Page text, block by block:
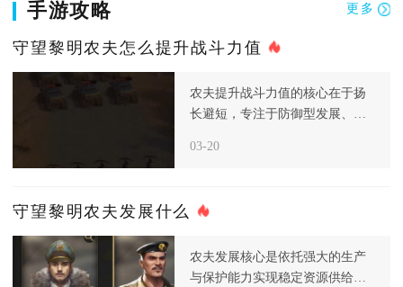
手游攻略 更多
守望黎明农夫怎么提升战斗力值
农夫提升战斗力值的核心在于扬
长避短，专注于防御型发展、资
从而构
03-20
守望黎明农夫发展什么
农夫发展核心是依托强大的生产
与保护能力实现稳定资源供给，